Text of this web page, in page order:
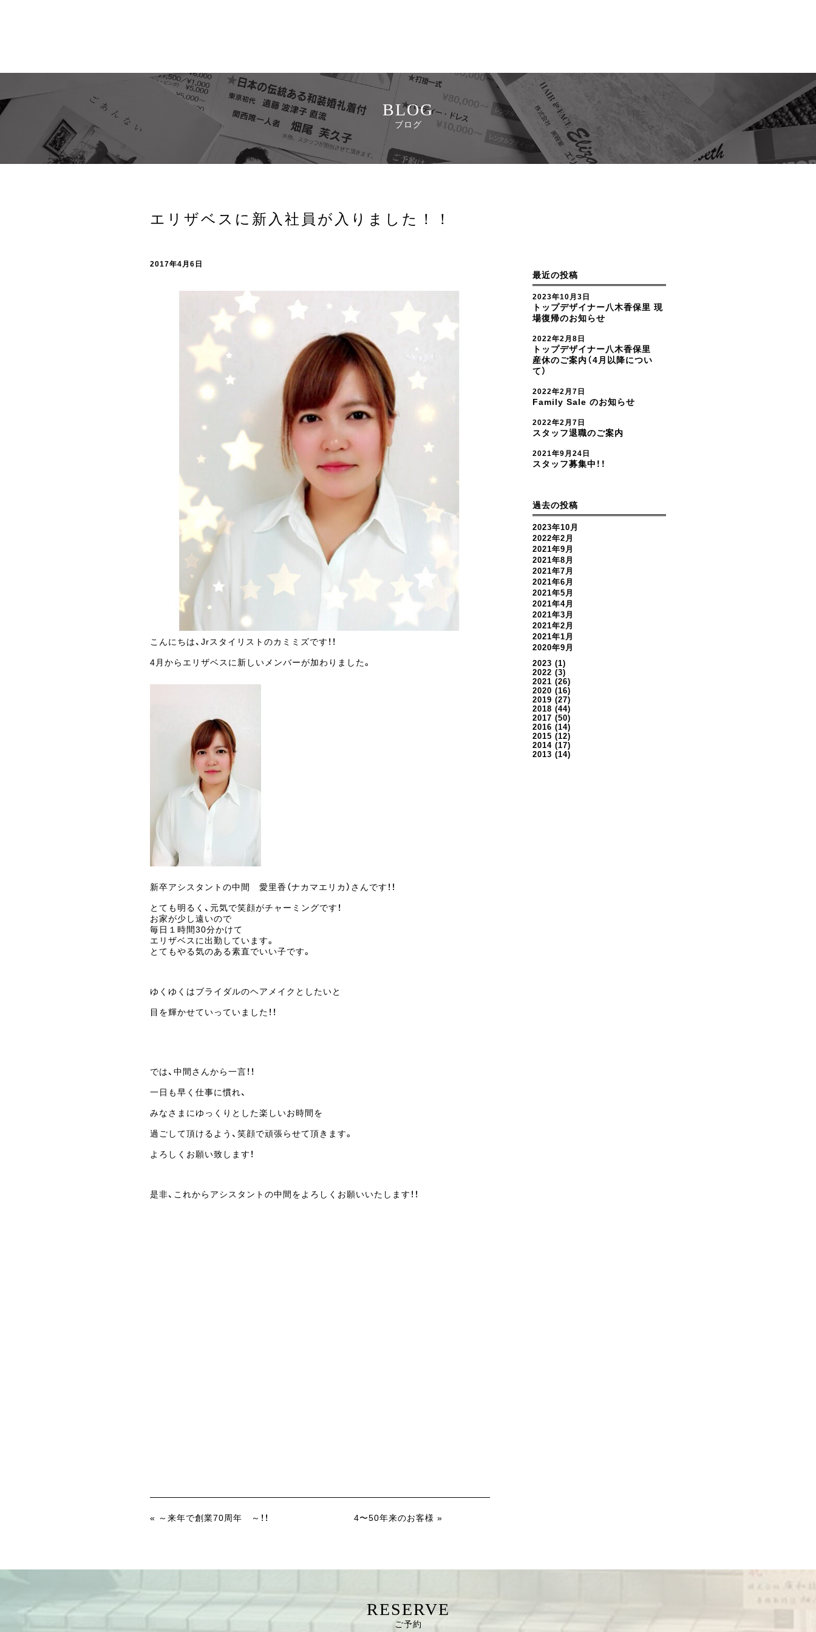
BLOG
ブログ
エリザベスに新入社員が入りました！！
2017年4月6日
こんにちは、Jrスタイリストのカミミズです！！
4月からエリザベスに新しいメンバーが加わりました。
新卒アシスタントの中間 愛里香（ナカマエリカ）さんです！！
とても明るく、元気で笑顔がチャーミングです！
お家が少し遠いので
毎日１時間30分かけて
エリザベスに出勤しています。
とてもやる気のある素直でいい子です。
ゆくゆくはブライダルのヘアメイクとしたいと
目を輝かせていっていました！！
では、中間さんから一言！！
一日も早く仕事に慣れ、
みなさまにゆっくりとした楽しいお時間を
過ごして頂けるよう、笑顔で頑張らせて頂きます。
よろしくお願い致します！
是非、これからアシスタントの中間をよろしくお願いいたします！！
« ～来年で創業70周年 ～！！ 4〜50年来のお客様 »
最近の投稿
2023年10月3日
トップデザイナー八木香保里 現
場復帰のお知らせ
2022年2月8日
トップデザイナー八木香保里
産休のご案内（4月以降につい
て）
2022年2月7日
Family Sale のお知らせ
2022年2月7日
スタッフ退職のご案内
2021年9月24日
スタッフ募集中！！
過去の投稿
2023年10月
2022年2月
2021年9月
2021年8月
2021年7月
2021年6月
2021年5月
2021年4月
2021年3月
2021年2月
2021年1月
2020年9月
2023 (1)
2022 (3)
2021 (26)
2020 (16)
2019 (27)
2018 (44)
2017 (50)
2016 (14)
2015 (12)
2014 (17)
2013 (14)
RESERVE
ご予約